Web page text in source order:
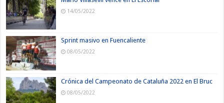
14/05/2022
Sprint masivo en Fuencaliente
08/05/2022
Crónica del Campeonato de Cataluña 2022 en El Bruc
08/05/2022